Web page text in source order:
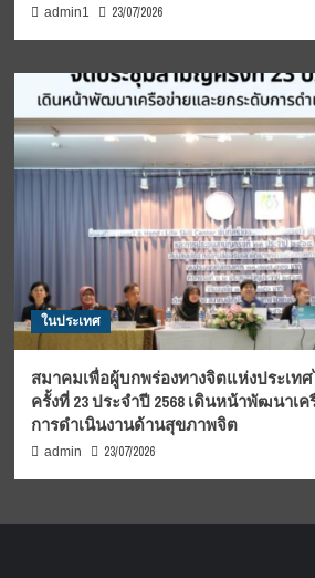
admin1 23/07/2026
ในประเทศ
สมาคมเพื่อผู้บกพร่องทางจิตแห่งประเ
ครั้งที่ 23 ประจำปี 2568 เดินหน้าพัฒนาเ
การดำเนินงานด้านสุขภาพจิต
admin 23/07/2026